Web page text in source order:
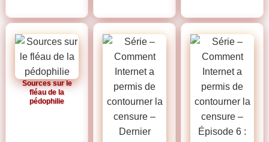
Sources sur le
fléau de la
pédophilie